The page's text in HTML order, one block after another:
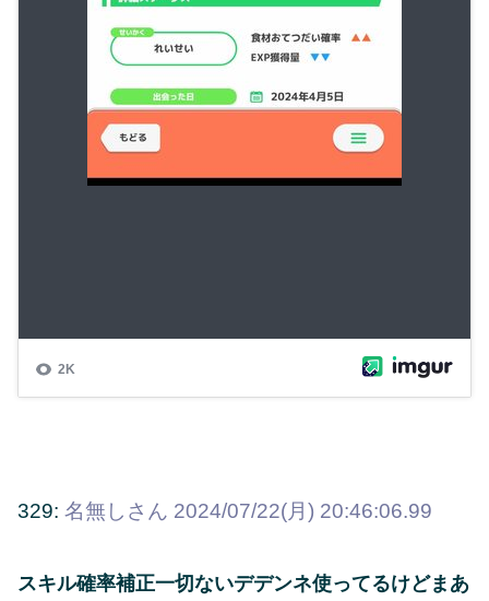
329: 名無しさん 2024/07/22(月) 20:46:06.99
スキル確率補正一切ないデデンネ使ってるけどまあ